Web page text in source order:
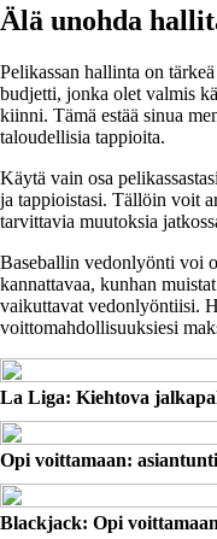
Älä unohda
Pelikassan hallinta on
budjetti, jonka olet valmis
kiinni. Tämä estää sinua
taloudellisia tappioita.
Käytä vain osa
ja tappioistasi. Tällöin voit
tarvittavia muutoksia
Baseballin vedonlyönti voi
kannattavaa, kunhan
vaikuttavat vedonlyöntiisi.
voittomahdollisuuksiesi
La Liga: Kiehtova
Opi voittamaan:
Blackjack: Opi